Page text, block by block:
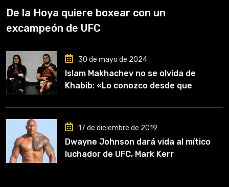
De la Hoya quiere boxear con un
excampeón de UFC
30 de mayo de 2024
Islam Makhachev no se olvida de
Khabib: «Lo conozco desde que
clave en mi carrera»
17 de diciembre de 2019
Dwayne Johnson dará vida al mítico
luchador de UFC, Mark Kerr